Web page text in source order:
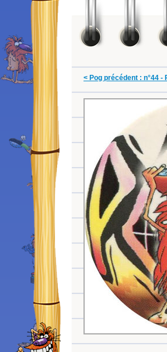
< Pog précédent : n°44 -